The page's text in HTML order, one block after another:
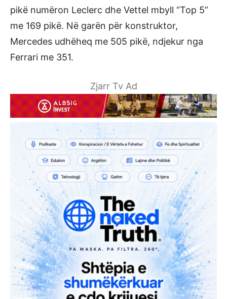
pikë numëron Leclerc dhe Vettel mbyll “Top 5”
me 169 pikë. Në garën për konstruktor,
Mercedes udhëheq me 505 pikë, ndjekur nga
Ferrari me 351.
Zjarr Tv Ad